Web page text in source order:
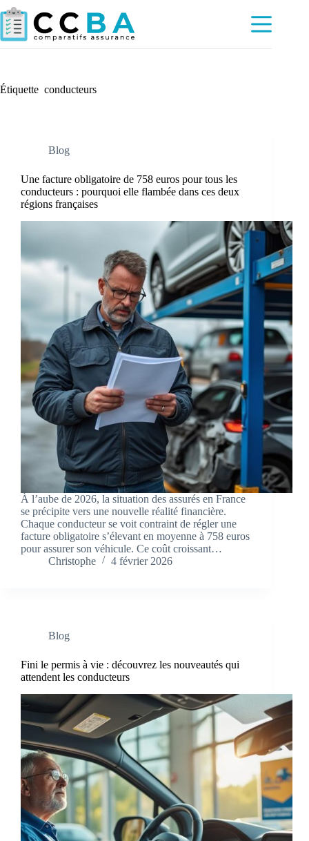
Passer
au
contenu
Étiquette conducteurs
Blog
Une facture obligatoire de 758 euros pour tous les
conducteurs : pourquoi elle flambée dans ces deux
régions françaises
À l’aube de 2026, la situation des assurés en France
se précipite vers une nouvelle réalité financière.
Chaque conducteur se voit contraint de régler une
facture obligatoire s’élevant en moyenne à 758 euros
pour assurer son véhicule. Ce coût croissant…
Christophe
4 février 2026
Blog
Fini le permis à vie : découvrez les nouveautés qui
attendent les conducteurs